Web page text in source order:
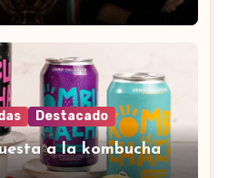
Destacado
a la kombucha